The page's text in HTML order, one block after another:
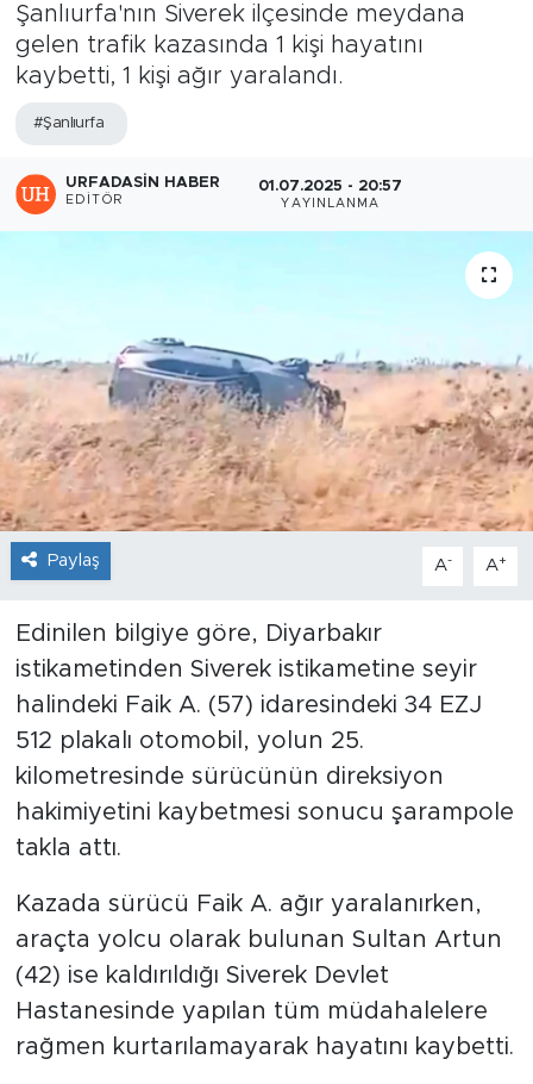
Şanlıurfa'nın Siverek ilçesinde meydana
gelen trafik kazasında 1 kişi hayatını
kaybetti, 1 kişi ağır yaralandı.
#Şanlıurfa
URFADASIN HABER
EDITÖR
01.07.2025 - 20:57
YAYINLANMA
Paylaş A- A+
Edinilen bilgiye göre, Diyarbakır
istikametinden Siverek istikametine seyir
halindeki Faik A. (57) idaresindeki 34 EZJ
512 plakalı otomobil, yolun 25.
kilometresinde sürücünün direksiyon
hakimiyetini kaybetmesi sonucu şarampole
takla attı.
Kazada sürücü Faik A. ağır yaralanırken,
araçta yolcu olarak bulunan Sultan Artun
(42) ise kaldırıldığı Siverek Devlet
Hastanesinde yapılan tüm müdahalelere
rağmen kurtarılamayarak hayatını kaybetti.
OTOMOBİL
Haber Arşivi